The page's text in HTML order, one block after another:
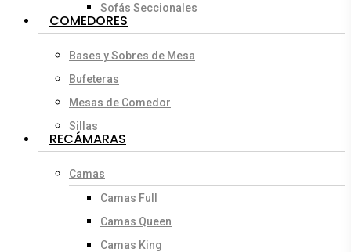
Sofás Seccionales
COMEDORES
Bases y Sobres de Mesa
Bufeteras
Mesas de Comedor
Sillas
RECÁMARAS
Camas
Camas Full
Camas Queen
Camas King